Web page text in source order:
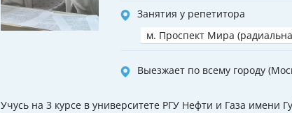
Занятия у репетитора
м. Проспект Мира
Выезжает по всему городу
Учусь на 3 курсе в университете РГУ Нефти и Газа имени